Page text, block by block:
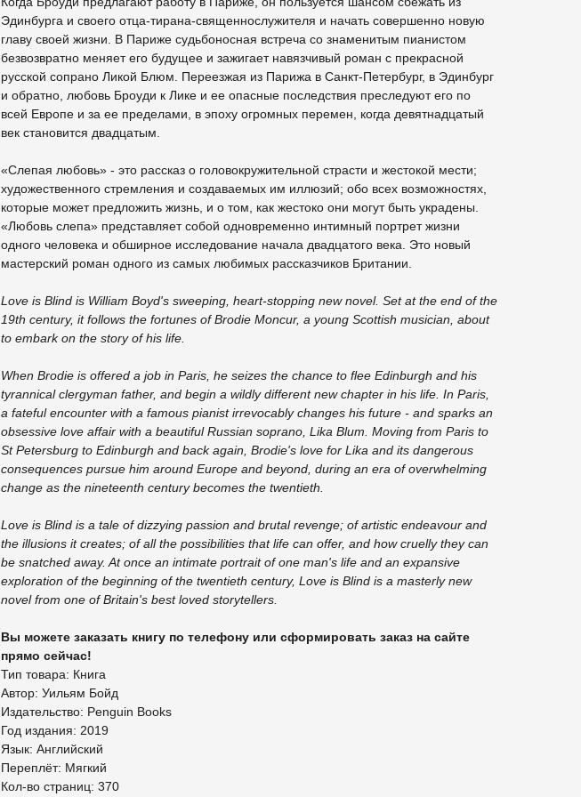
Эдинбурга и своего отца-тирана-священнослужителя и начать совершенно новую
главу своей жизни. В Париже судьбоносная встреча со знаменитым пианистом
безвозвратно меняет его будущее и зажигает навязчивый роман с прекрасной
русской сопрано Ликой Блюм. Переезжая из Парижа в Санкт-Петербург, в Эдинбург
и обратно, любовь Броуди к Лике и ее опасные последствия преследуют его по
всей Европе и за ее пределами, в эпоху огромных перемен, когда девятнадцатый
век становится двадцатым.
«Слепая любовь» - это рассказ о головокружительной страсти и жестокой мести;
художественного стремления и создаваемых им иллюзий; обо всех возможностях,
которые может предложить жизнь, и о том, как жестоко они могут быть украдены.
«Любовь слепа» представляет собой одновременно интимный портрет жизни
одного человека и обширное исследование начала двадцатого века. Это новый
мастерский роман одного из самых любимых рассказчиков Британии.
Love is Blind is William Boyd's sweeping, heart-stopping new novel. Set at the end of the
19th century, it follows the fortunes of Brodie Moncur, a young Scottish musician, about
to embark on the story of his life.
When Brodie is offered a job in Paris, he seizes the chance to flee Edinburgh and his
tyrannical clergyman father, and begin a wildly different new chapter in his life. In Paris,
a fateful encounter with a famous pianist irrevocably changes his future - and sparks an
obsessive love affair with a beautiful Russian soprano, Lika Blum. Moving from Paris to
St Petersburg to Edinburgh and back again, Brodie's love for Lika and its dangerous
consequences pursue him around Europe and beyond, during an era of overwhelming
change as the nineteenth century becomes the twentieth.
Love is Blind is a tale of dizzying passion and brutal revenge; of artistic endeavour and
the illusions it creates; of all the possibilities that life can offer, and how cruelly they can
be snatched away. At once an intimate portrait of one man's life and an expansive
exploration of the beginning of the twentieth century, Love is Blind is a masterly new
novel from one of Britain's best loved storytellers.
Вы можете заказать книгу по телефону или сформировать заказ на сайте
прямо сейчас!
Тип товара: Книга
Автор: Уильям Бойд
Издательство: Penguin Books
Год издания: 2019
Язык: Английский
Переплёт: Мягкий
Кол-во страниц: 370